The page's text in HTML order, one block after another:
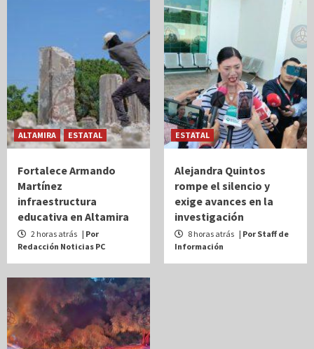
ALTAMIRA ESTATAL
Fortalece Armando
Martínez
infraestructura
educativa en Altamira
2 horas atrás | Por
Redacción Noticias PC
ESTATAL
Alejandra Quintos
rompe el silencio y
exige avances en la
investigación
8 horas atrás | Por Staff de
Información